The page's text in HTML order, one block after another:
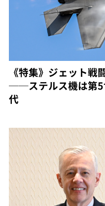
《特集》ジェット戦
──ステルス機は第5
代